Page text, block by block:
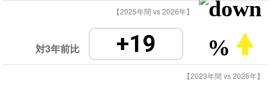
【2025年間 vs 2026年】
対3年前比 +19 %
【2023年間 vs 2026年】